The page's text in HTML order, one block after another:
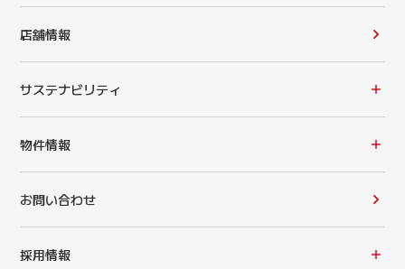
店舗情報
サステナビリティ
物件情報
お問い合わせ
採用情報